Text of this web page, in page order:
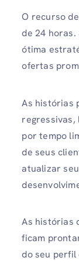
O recurso
de 24
ótima
ofertas
As histórias
regressivas,
por tempo
de seus
atualizar
As histórias
ficam
do seu perfil